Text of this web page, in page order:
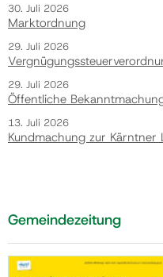
30. Juli 2026
Marktordnung
29. Juli 2026
29. Juli 2026
Öffentliche
13. Juli 2026
Kundmachung zur
Gemeindezeitung